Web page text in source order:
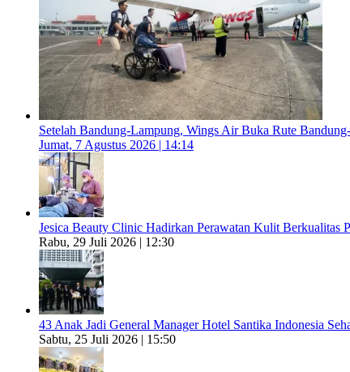
Setelah Bandung-Lampung, Wings Air Buka Rute
Jumat, 7 Agustus 2026 | 14:14
Jesica Beauty Clinic Hadirkan Perawatan Kulit Berkualitas
Rabu, 29 Juli 2026 | 12:30
43 Anak Jadi General Manager Hotel Santika Indonesia
Sabtu, 25 Juli 2026 | 15:50